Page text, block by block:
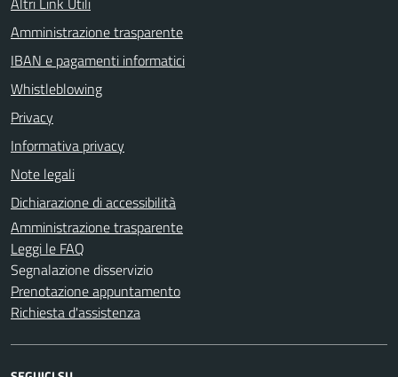
Amministrazione trasparente
IBAN e pagamenti informatici
Whistleblowing
Privacy
Informativa privacy
Note legali
Dichiarazione di accessibilità
Amministrazione trasparente
Leggi le FAQ
Segnalazione disservizio
Prenotazione appuntamento
Richiesta d'assistenza